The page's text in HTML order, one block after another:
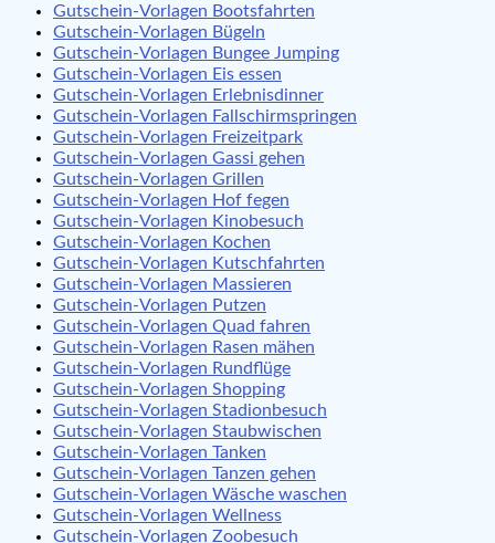
Gutschein-Vorlagen Bootsfahrten
Gutschein-Vorlagen Bügeln
Gutschein-Vorlagen Bungee Jumping
Gutschein-Vorlagen Eis essen
Gutschein-Vorlagen Erlebnisdinner
Gutschein-Vorlagen Fallschirmspringen
Gutschein-Vorlagen Freizeitpark
Gutschein-Vorlagen Gassi gehen
Gutschein-Vorlagen Grillen
Gutschein-Vorlagen Hof fegen
Gutschein-Vorlagen Kinobesuch
Gutschein-Vorlagen Kochen
Gutschein-Vorlagen Kutschfahrten
Gutschein-Vorlagen Massieren
Gutschein-Vorlagen Putzen
Gutschein-Vorlagen Quad fahren
Gutschein-Vorlagen Rasen mähen
Gutschein-Vorlagen Rundflüge
Gutschein-Vorlagen Shopping
Gutschein-Vorlagen Stadionbesuch
Gutschein-Vorlagen Staubwischen
Gutschein-Vorlagen Tanken
Gutschein-Vorlagen Tanzen gehen
Gutschein-Vorlagen Wäsche waschen
Gutschein-Vorlagen Wellness
Gutschein-Vorlagen Zoobesuch